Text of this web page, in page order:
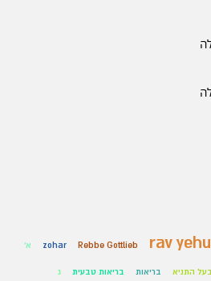
rav
Rebbe Gottlieb
zohar א'
בעל התניא בריאות בריאות טבעית ג